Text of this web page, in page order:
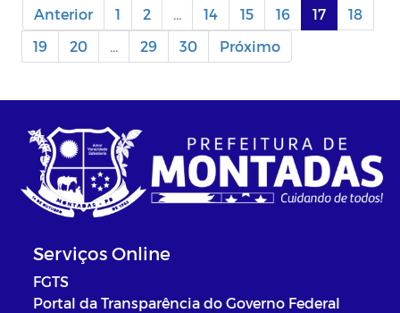
Anterior 1 2 ... 14 15 16 17
18
19
20 ... 29 30 Próximo
Serviços Online
FGTS
Portal da Transparência do Governo Federal